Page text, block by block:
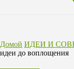
Домой ИДЕИ И
идеи до воплощения